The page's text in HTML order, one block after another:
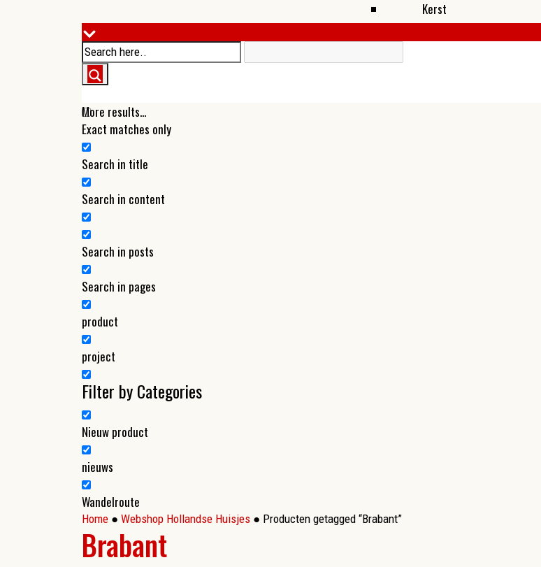
Kerst
More results...
Exact matches only
Search in title
Search in content
Search in posts
Search in pages
product
project
Filter by Categories
Nieuw product
nieuws
Wandelroute
Home ● Webshop Hollandse Huisjes ● Producten getagged “Brabant”
Brabant